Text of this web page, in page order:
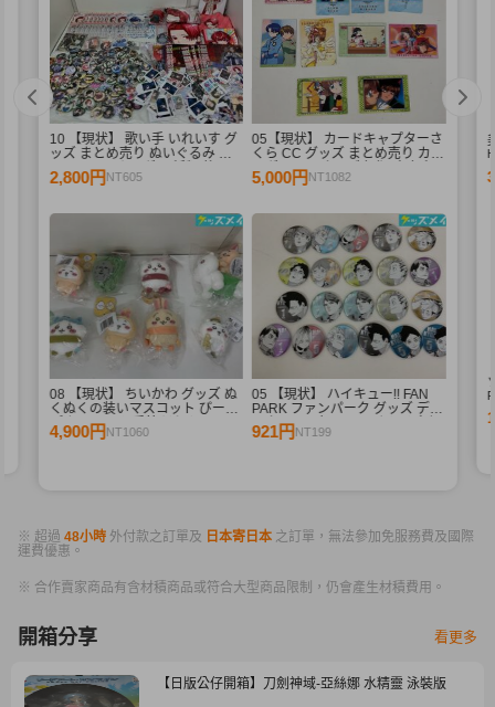
10 【現状】 歌い手 いれいす グ
ッズ まとめ売り ぬいぐるみ バ
ッジ・キーホルダー 紙類 他
2,800円 NT605
05【現状】 カードキャプターさ
くら CC グッズ まとめ売り カー
ドダス マスターズ 初版 木之本
桜 少狼 他
5,000円 NT1082
08 【現状】 ちいかわ グッズ ぬ
くぬくの装いマスコット ぴーぽ
ぽぬいぐるみ 季節だもんマスコ
ット うさぎ ハチワレ 他
4,900円 NT1060
05 【現状】 ハイキュー!! FAN
PARK ファンパーク グッズ デコ
レクション缶バッジ まとめ売り
牛島若利 宮侑 木兎光太郎 星海
921円 NT199
※ 超過 48小時 外付款之訂單及 日本寄日本 之訂單，無法參加免服務費及國際
運費優惠。
※ 合作賣家商品有含材積商品或符合大型商品限制，仍會產生材積費用。
開箱分享 看更多
【日版公仔開箱】刀劍神域-亞絲娜 水精靈 泳裝版